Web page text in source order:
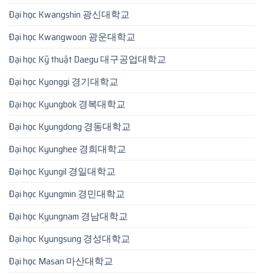
Đại học Kwangshin 광신대학교
Đại học Kwangwoon 광운대학교
Đại học Kỹ thuật Daegu 대구공업대학교
Đại học Kyonggi 경기대학교
Đại học Kyungbok 경복대학교
Đại học Kyungdong 경동대학교
Đại học Kyunghee 경희대학교
Đại học Kyungil 경일대학교
Đại học Kyungmin 경민대학교
Đại học Kyungnam 경남대학교
Đại học Kyungsung 경성대학교
Đại học Masan 마산대학교